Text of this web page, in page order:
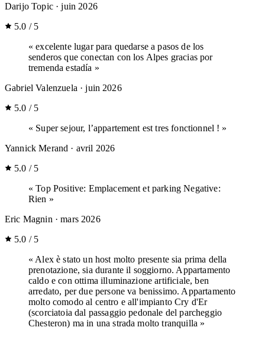
Darijo Topic· juin 2026
5.0 / 5
« excelente lugar para quedarse a pasos de los
senderos que conectan con los Alpes gracias por
tremenda estadía »
Gabriel Valenzuela · juin 2026
5.0 / 5
« Super sejour, l’appartement est tres fonctionnel ! »
Yannick Merand · avril 2026
5.0 / 5
« Top Positive: Emplacement et parking Negative:
Rien »
Eric Magnin · mars 2026
5.0 / 5
« Alex è stato un host molto presente sia prima della
prenotazione, sia durante il soggiorno. Appartamento
caldo e con ottima illuminazione artificiale, ben
arredato, per due persone va benissimo. Appartamento
molto comodo al centro e all'impianto Cry d'Er
(scorciatoia dal passaggio pedonale del parcheggio
Chesteron) ma in una strada molto tranquilla »